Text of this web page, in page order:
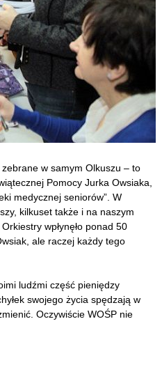
zebrane w samym Olkuszu – to
Pomocy Jurka Owsiaka,
medycznej seniorów”. W
kilkuset także i na naszym
wpłynęło ponad 50
ale raczej każdy tego
ludźmi część pieniędzy
swojego życia spędzają w
Oczywiście WOŚP nie